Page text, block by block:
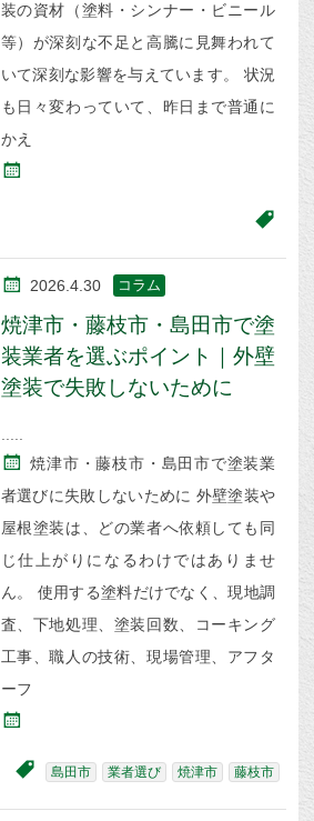
装の資材（塗料・シンナー・ビニール
等）が深刻な不足と高騰に見舞われて
いて深刻な影響を与えています。 状況
も日々変わっていて、昨日まで普通に
かえ
2026.4.30 コラム
焼津市・藤枝市・島田市で塗
装業者を選ぶポイント｜外壁
塗装で失敗しないために
焼津市・藤枝市・島田市で塗装業
者選びに失敗しないために 外壁塗装や
屋根塗装は、どの業者へ依頼しても同
じ仕上がりになるわけではありませ
ん。 使用する塗料だけでなく、現地調
査、下地処理、塗装回数、コーキング
工事、職人の技術、現場管理、アフタ
ーフ
島田市 業者選び 焼津市 藤枝市